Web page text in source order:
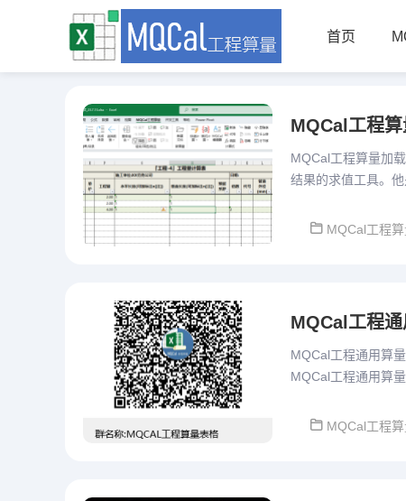
首页
MQCal工程
MQCal工程算量加
结果的求值工具。
MQCal工程算
MQCal工程通
MQCal工程通用算
MQCal工程通用算
MQCal工程算